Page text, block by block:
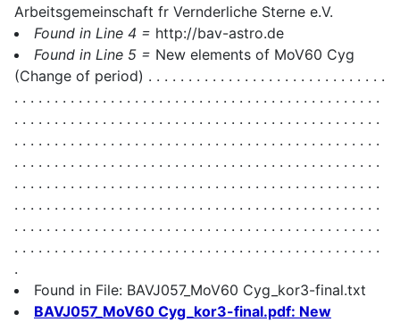
Arbeitsgemeinschaft fr Vernderliche Sterne e.V.
Found in Line 4 = http://bav-astro.de
Found in Line 5 = New elements of MoV60 Cyg
(Change of period) . . . . . . . . . . . . . . . . . . . . . . . . . . . . . .
. . . . . . . . . . . . . . . . . . . . . . . . . . . . . . . . . . . . . . . . . . . . . .
. . . . . . . . . . . . . . . . . . . . . . . . . . . . . . . . . . . . . . . . . . . . . .
. . . . . . . . . . . . . . . . . . . . . . . . . . . . . . . . . . . . . . . . . . . . . .
. . . . . . . . . . . . . . . . . . . . . . . . . . . . . . . . . . . . . . . . . . . . . .
. . . . . . . . . . . . . . . . . . . . . . . . . . . . . . . . . . . . . . . . . . . . . .
. . . . . . . . . . . . . . . . . . . . . . . . . . . . . . . . . . . . . . . . . . . . . .
. . . . . . . . . . . . . . . . . . . . . . . . . . . . . . . . . . . . . . . . . . . . . .
. . . . . . . . . . . . . . . . . . . . . . . . . . . . . . . . . . . . . . . . . . . . . .
.
Found in File: BAVJ057_MoV60 Cyg_kor3-final.txt
BAVJ057_MoV60 Cyg_kor3-final.pdf: New